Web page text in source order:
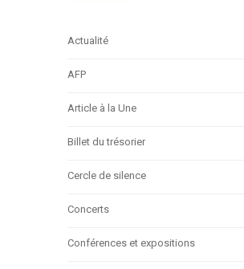
Actualité
AFP
Article à la Une
Billet du trésorier
Cercle de silence
Concerts
Conférences et expositions